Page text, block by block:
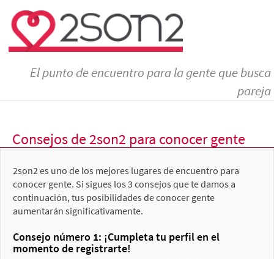
El punto de encuentro para la gente que busca
pareja
Consejos de 2son2 para conocer gente
2son2 es uno de los mejores lugares de encuentro para
conocer gente. Si sigues los 3 consejos que te damos a
continuación, tus posibilidades de conocer gente
aumentarán significativamente.
Consejo número 1: ¡Cumpleta tu perfil en el
momento de registrarte!